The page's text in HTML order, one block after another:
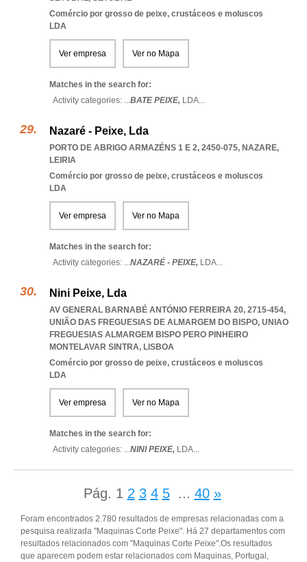
Comércio por grosso de peixe, crustáceos e moluscos
LDA
Ver empresa Ver no Mapa
Matches in the search for:
Activity categories: ...BATE PEIXE, LDA...
Nazaré - Peixe, Lda
PORTO DE ABRIGO ARMAZÉNS 1 E 2, 2450-075, NAZARE,
LEIRIA
Comércio por grosso de peixe, crustáceos e moluscos
LDA
Ver empresa Ver no Mapa
Matches in the search for:
Activity categories: ...NAZARÉ - PEIXE, LDA...
Nini Peixe, Lda
AV GENERAL BARNABÉ ANTÓNIO FERREIRA 20, 2715-454,
UNIÃO DAS FREGUESIAS DE ALMARGEM DO BISPO, UNIAO
FREGUESIAS ALMARGEM BISPO PERO PINHEIRO
MONTELAVAR SINTRA, LISBOA
Comércio por grosso de peixe, crustáceos e moluscos
LDA
Ver empresa Ver no Mapa
Matches in the search for:
Activity categories: ...NINI PEIXE, LDA...
Pág. 1 2 3 4 5 ... 40 »
Foram encontrados 2.780 resultados de empresas relacionadas com a
pesquisa realizada "Maquinas Corte Peixe". Há 27 departamentos com
resultados relacionados com "Maquinas Corte Peixe".Os resultados
que aparecem podem estar relacionados com Maquinas, Portugal,